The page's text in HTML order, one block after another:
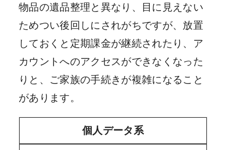
物品の遺品整理と異なり、目に見えない
ためつい後回しにされがちですが、放置
しておくと定期課金が継続されたり、ア
カウントへのアクセスができなくなった
りと、ご家族の手続きが複雑になること
があります。
個人データ系